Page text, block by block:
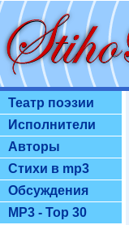
Театр поэзии
Исполнители
Авторы
Стихи в mp3
Обсуждения
MP3 - Top 30